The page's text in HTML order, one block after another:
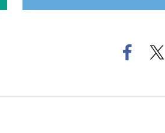
페
이
트위
터로